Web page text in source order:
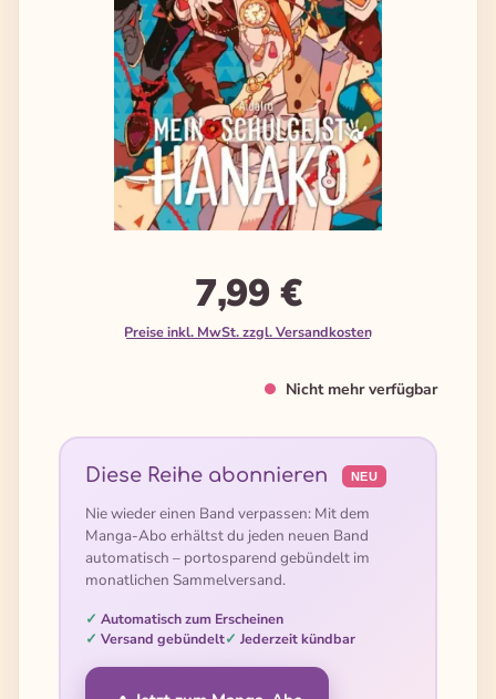
7,99 €
Preise inkl. MwSt. zzgl. Versandkosten
Nicht mehr verfügbar
Diese Reihe abonnieren NEU
Nie wieder einen Band verpassen: Mit dem
Manga-Abo erhältst du jeden neuen Band
automatisch – portosparend gebündelt im
monatlichen Sammelversand.
Automatisch zum Erscheinen
Versand gebündelt
Jederzeit kündbar